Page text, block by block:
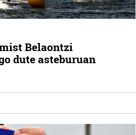
Belaontzi
dute asteburuan